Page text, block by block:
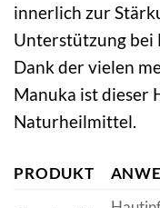
innerlich zur
Unterstützung bei
Dank der vielen
Manuka ist dieser
Naturheilmittel.
PRODUKT